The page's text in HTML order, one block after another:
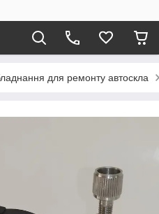
для ремонту автоскла